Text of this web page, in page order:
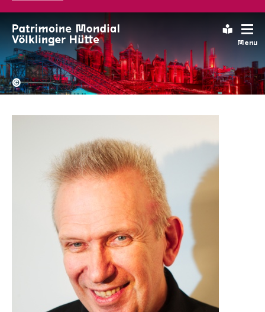
Menu
Jean Paul Gaultier
La Völklinger Hütte
Copyright:
©